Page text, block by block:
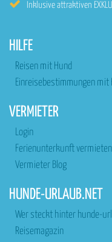
Inklusive attraktiven
HILFE
Reisen mit Hund
Einreisebestimmungen mit
VERMIETER
Login
Ferienunterkunft vermieten
Vermieter Blog
HUNDE-URLAUB.NET
Wer steckt hinter hunde-
Reisemagazin